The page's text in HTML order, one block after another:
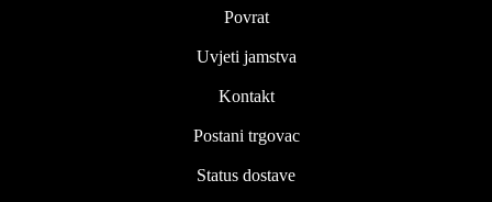
Povrat
Uvjeti jamstva
Kontakt
Postani trgovac
Status dostave